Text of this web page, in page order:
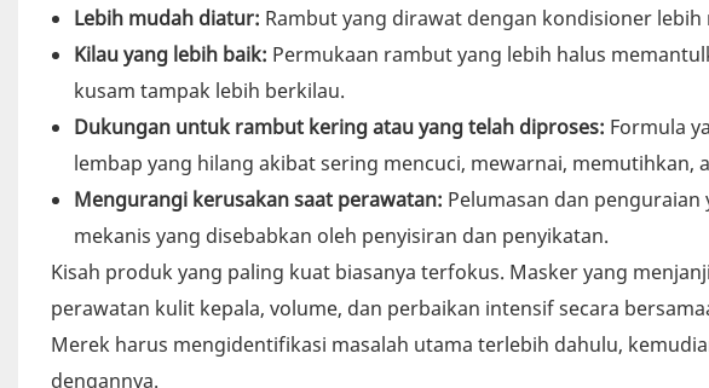
Lebih mudah diatur: Rambut yang dirawat dengan kondisioner
Kilau yang lebih baik: Permukaan rambut yang lebih halus
kusam tampak lebih berkilau.
Dukungan untuk rambut kering atau yang telah diproses: Formula
lembap yang hilang akibat sering mencuci, mewarnai, memutihkan,
Mengurangi kerusakan saat perawatan: Pelumasan dan
mekanis yang disebabkan oleh penyisiran dan penyikatan.
Kisah produk yang paling kuat biasanya terfokus. Masker yang
perawatan kulit kepala, volume, dan perbaikan intensif secara
Merek harus mengidentifikasi masalah utama terlebih dahulu,
dengannya.